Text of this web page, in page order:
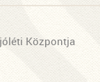
Központja